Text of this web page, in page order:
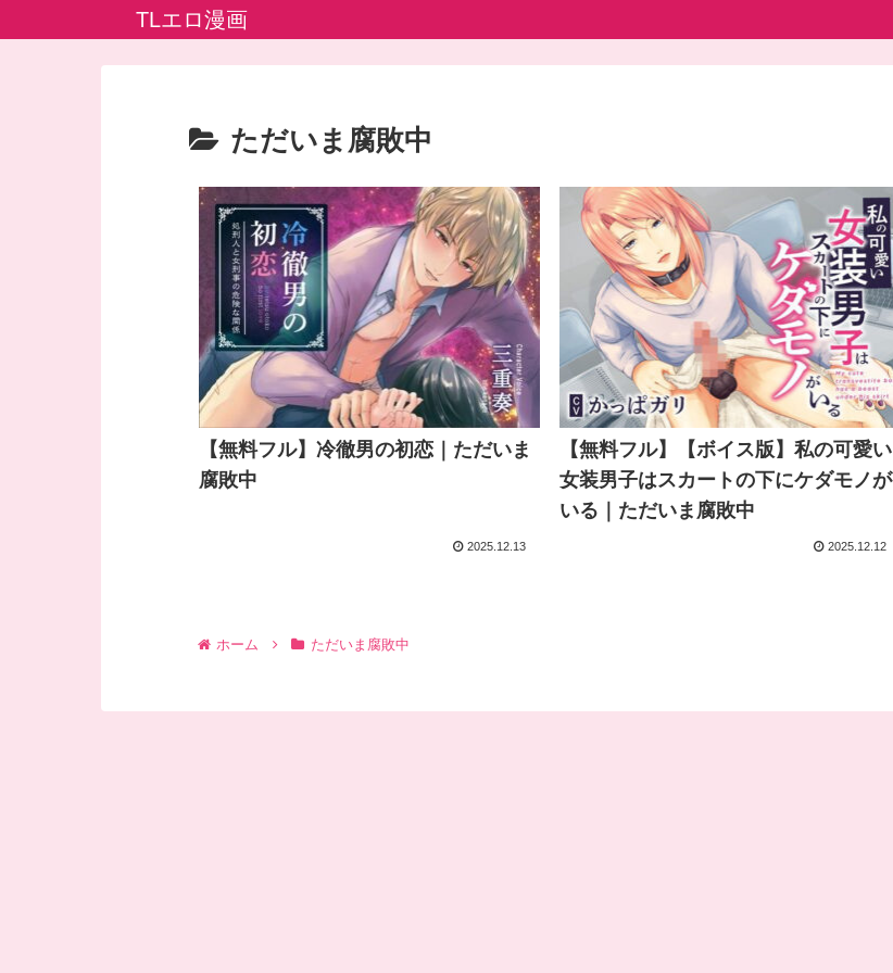
TLエロ漫画
ただいま腐敗中
【無料フル】冷徹男の初恋｜ただいま
腐敗中
2025.12.13
【無料フル】【ボイス版】私の可愛い
女装男子はスカートの下にケダモノが
いる｜ただいま腐敗中
2025.12.12
ホーム ただいま腐敗中